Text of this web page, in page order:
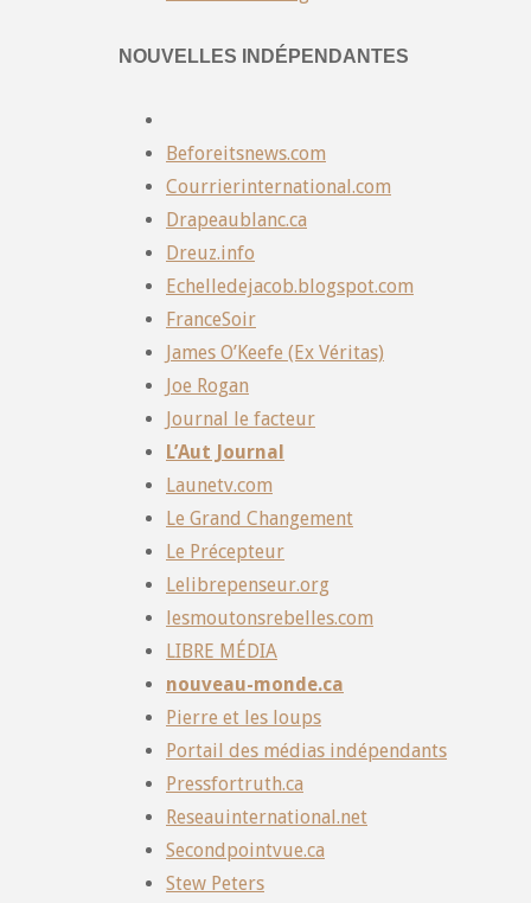
NOUVELLES INDÉPENDANTES
Beforeitsnews.com
Courrierinternational.com
Drapeaublanc.ca
Dreuz.info
Echelledejacob.blogspot.com
FranceSoir
James O’Keefe (Ex Véritas)
Joe Rogan
Journal le facteur
L’Aut Journal
Launetv.com
Le Grand Changement
Le Précepteur
Lelibrepenseur.org
lesmoutonsrebelles.com
LIBRE MÉDIA
nouveau-monde.ca
Pierre et les loups
Portail des médias indépendants
Pressfortruth.ca
Reseauinternational.net
Secondpointvue.ca
Stew Peters